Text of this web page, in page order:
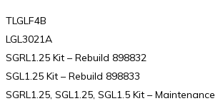
TLGLF4B
LGL3021A
SGRL1.25 Kit – Rebuild 898832
SGL1.25 Kit – Rebuild 898833
SGRL1.25, SGL1.25, SGL1.5 Kit –